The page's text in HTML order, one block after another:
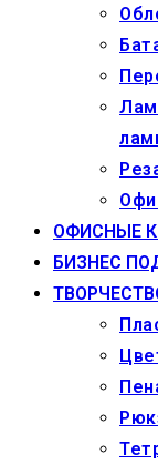
ОФИСНЫЕ
БИЗНЕС